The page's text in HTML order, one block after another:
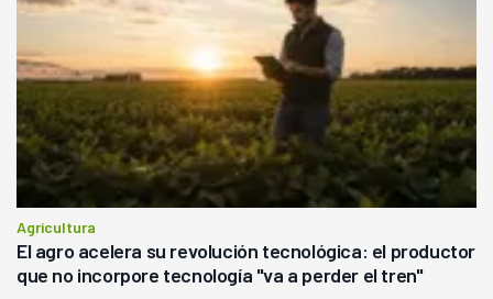
Agricultura
El agro acelera su revolución tecnológica: el productor
que no incorpore tecnología "va a perder el tren"